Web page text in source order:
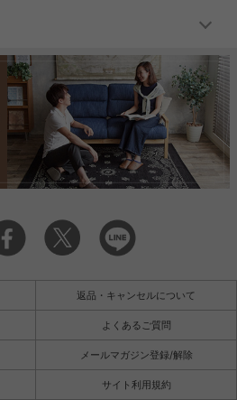
返品・キャンセルについて
よくあるご質問
メールマガジン登録/解除
サイト利用規約